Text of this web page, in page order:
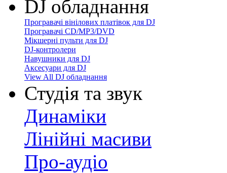
DJ обладнання
Програвачі вінілових платівок для DJ
Програвачі CD/MP3/DVD
Мікшерні пульти для DJ
DJ-контролери
Навушники для DJ
Аксесуари для DJ
View All DJ обладнання
Студія та звук
Динаміки
Лінійні масиви
Про-аудіо